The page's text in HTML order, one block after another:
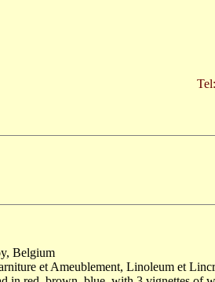
Belgium
et Ameublement, Linoleum et